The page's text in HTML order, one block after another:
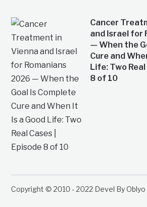
Cancer
and Israel for
— When the
Cure and
Life: Two
8 of 10
Copyright © 2010 - 2022 Devel By